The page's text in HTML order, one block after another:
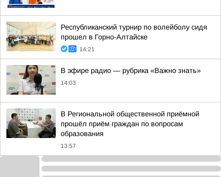
Республиканский турнир по волейболу сидя
прошел в Горно-Алтайске
14:21
В эфире радио — рубрика «Важно знать»
14:03
В Региональной общественной приёмной
прошёл приём граждан по вопросам
образования
13:57